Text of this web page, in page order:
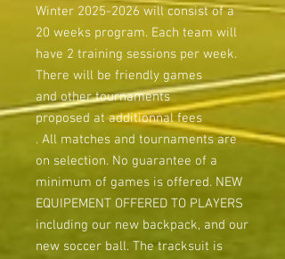
Winter 2025-2026 will consist of a
20 weeks program. Each team will
have 2 training sessions per week.
There will be friendly games
and other tournaments
proposed at additionnal fees
. All matches and tournaments are
on selection. No guarantee of a
minimum of games is offered. NEW
EQUIPEMENT OFFERED TO PLAYERS
including our new backpack, and our
new soccer ball. The tracksuit is